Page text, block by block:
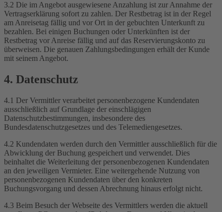
3.2 Die im Angebot ausgewiesene Anzahlung ist zur Annahme der
Vertragserklärung sofort zu zahlen. Der Restbetrag ist in der Regel
am Anreisetag fällig und vor Ort in der gebuchten Unterkunft zu
bezahlen. Bei einigen Buchungen oder Unterkünften ist der
Restbetrag vor Anreise fällig und auf das Reservierungskonto zu
überweisen. Die genauen Zahlungsbedingungen erhält der Kunde
mit seinem Angebot.
4. Datenschutz
4.1 Der Vermittler verarbeitet personenbezogene Kundendaten
ausschließlich auf Grundlage der einschlägigen
Datenschutzbestimmungen, insbesondere des
Bundesdatenschutzgesetzes und des Telemediengesetzes.
4.2 Kundendaten werden durch den Vermittler ausschließlich für die
Abwicklung der Buchung gespeichert und verwendet. Dies
beinhaltet die Weiterleitung der personenbezogenen Kundendaten
an den jeweiligen Vermieter. Eine weitergehende Nutzung von
personenbezogenen Kundendaten über den konkreten
Buchungsvorgang und dessen Abrechnung hinaus erfolgt nicht.
4.3 Beim Besuch der Webseite des Vermittlers werden die aktuell